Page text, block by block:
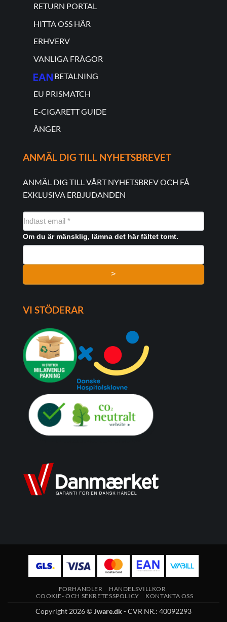
RETURN PORTAL
HITTA OSS HÄR
ERHVERV
VANLIGA FRÅGOR
BETALNING
EU PRISMATCH
E-CIGARETT GUIDE
ÅNGER
ANMÄL DIG TILL NYHETSBREVET
ANMÄL DIG TILL VÅRT NYHETSBREV OCH FÅ
EXKLUSIVA ERBJUDANDEN
NYHEDSMAIL
FORMULAR
Om du är mänsklig, lämna det här fältet tomt.
>
VI STÖDERAR
FORHANDLER
HANDELSVILLKOR
COOKIE- OCH SEKRETESSPOLICY
KONTAKTA OSS
Copyright 2026 ©Jware.dk- CVR NR.: 40092293